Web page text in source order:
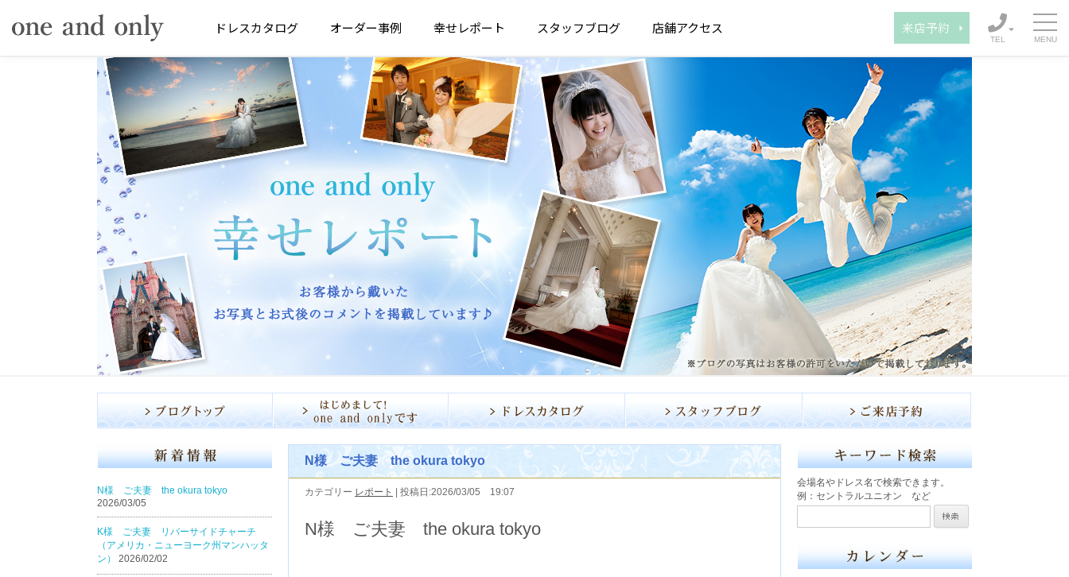
来店予約
TEL
ドレスカタログ オーダー事例 幸せレポート スタッフブログ 店舗アクセス
N様 ご夫妻 the okura tokyo
2026/03/05
K様 ご夫妻 リバーサイドチャーチ
（アメリカ・ニューヨーク州マンハッタ
ン）
2026/02/02
N様 ご夫妻 the okura tokyo
カテゴリー レポート | 投稿日:2026/03/05 19:07
N様 ご夫妻 the okura tokyo
会場名やドレス名で検索できます。
例：セントラルユニオン など